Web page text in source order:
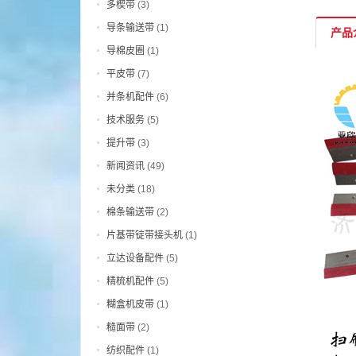
产品
多楔带 (3)
导条输送带 (1)
导棉皮圈 (1)
平皮带 (7)
并条机配件 (6)
技术服务 (5)
提升带 (3)
新闻资讯 (49)
未分类 (18)
棉条输送带 (2)
片基带锭带接头机 (1)
立达设备配件 (5)
精梳机配件 (5)
糊盒机皮带 (1)
糙面带 (2)
纺织配件 (1)